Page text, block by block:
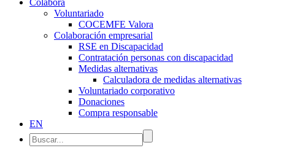
Colabora
Voluntariado
COCEMFE Valora
Colaboración empresarial
RSE en Discapacidad
Contratación personas con discapacidad
Medidas alternativas
Calculadora de medidas alternativas
Voluntariado corporativo
Donaciones
Compra responsable
EN